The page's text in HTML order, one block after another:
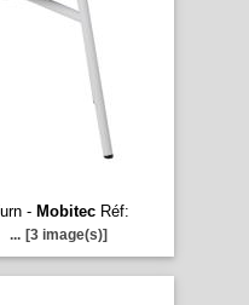
- MobitecRéf:
... [3 image(s)]